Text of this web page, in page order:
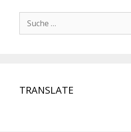
TRANSLATE